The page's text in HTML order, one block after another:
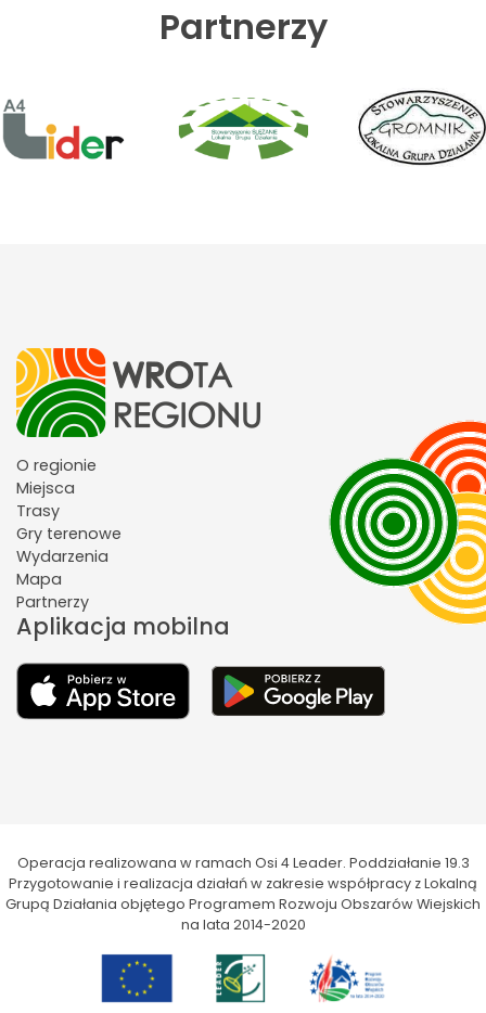
Partnerzy
O regionie
Miejsca
Trasy
Gry terenowe
Wydarzenia
Mapa
Partnerzy
Aplikacja mobilna
Operacja realizowana w ramach Osi 4 Leader. Poddziałanie 19.3
Przygotowanie i realizacja działań w zakresie współpracy z Lokalną
Grupą Działania objętego Programem Rozwoju Obszarów Wiejskich
na lata 2014-2020